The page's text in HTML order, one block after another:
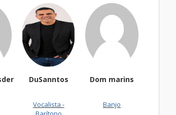
Dom marins thaisbadu